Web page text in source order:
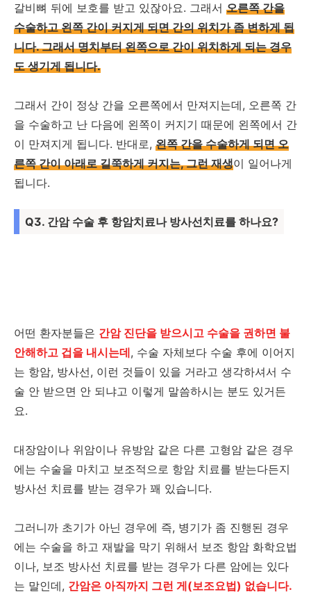
갈비뼈 뒤에 보호를 받고 있잖아요. 그래서 오른쪽 간을
수술하고 왼쪽 간이 커지게 되면 간의 위치가 좀 변하게 됩
니다. 그래서 명치부터 왼쪽으로 간이 위치하게 되는 경우
도 생기게 됩니다.
그래서 간이 정상 간을 오른쪽에서 만져지는데, 오른쪽 간
을 수술하고 난 다음에 왼쪽이 커지기 때문에 왼쪽에서 간
이 만져지게 됩니다. 반대로, 왼쪽 간을 수술하게 되면 오
른쪽 간이 아래로 길쭉하게 커지는, 그런 재생이 일어나게
됩니다.
Q3. 간암 수술 후 항암치료나 방사선치료를 하나요?
어떤 환자분들은 간암 진단을 받으시고 수술을 권하면 불
안해하고 겁을 내시는데, 수술 자체보다 수술 후에 이어지
는 항암, 방사선, 이런 것들이 있을 거라고 생각하셔서 수
술 안 받으면 안 되냐고 이렇게 말씀하시는 분도 있거든
요.
대장암이나 위암이나 유방암 같은 다른 고형암 같은 경우
에는 수술을 마치고 보조적으로 항암 치료를 받는다든지
방사선 치료를 받는 경우가 꽤 있습니다.
그러니까 초기가 아닌 경우에 즉, 병기가 좀 진행된 경우
에는 수술을 하고 재발을 막기 위해서 보조 항암 화학요법
이나, 보조 방사선 치료를 받는 경우가 다른 암에는 있다
는 말인데, 간암은 아직까지 그런 게(보조요법) 없습니다.